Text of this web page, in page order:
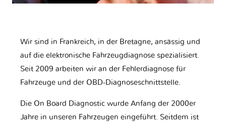
Wir sind in Frankreich, in der Bretagne, ansässig und
auf die elektronische Fahrzeugdiagnose spezialisiert.
Seit 2009 arbeiten wir an der Fehlerdiagnose für
Fahrzeuge und der OBD-Diagnoseschnittstelle.
Die On Board Diagnostic wurde Anfang der 2000er
Jahre in unseren Fahrzeugen eingeführt. Seitdem ist